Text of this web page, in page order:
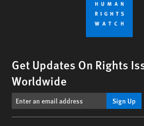
Get Updates On Rights
Worldwide
Sign Up